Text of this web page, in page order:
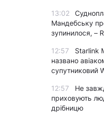
13:02
Мандебську
зупинилося, –
12:57
Starlink
названо
супутниковий
12:57
Не
приховують
дрібницю